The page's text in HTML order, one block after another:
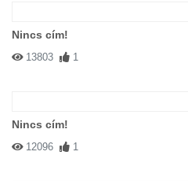
Nincs cím!
13803 1
Nincs cím!
12096 1